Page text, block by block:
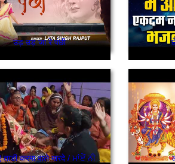
उड़ उड़ जा रे पंछी
माऐ नी माऐ ताडी करमा वाले मारदे / ਮਾਂਏਂ ਨੀ ਮਾਂਏਂ ਤਾੜੀ ਕਰਮਾਂ ਵਾਲੇ ਮਾਰਦੇ